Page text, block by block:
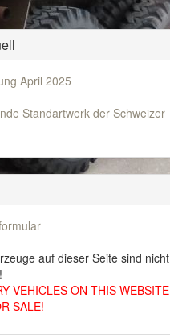
April 2025
Standartwerk der Schweizer
auf dieser Seite sind nicht
VEHICLES ON THIS WEBSITE
SALE!